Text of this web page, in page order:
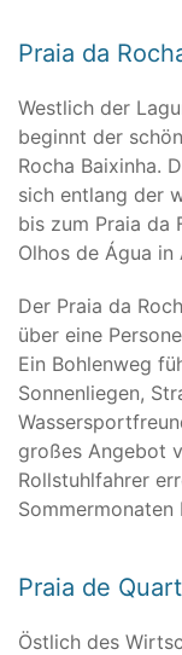
Praia da
Westlich der
beginnt der
Rocha Baixinha.
sich entlang der
bis zum Praia da
Olhos de Água
Der Praia da
über eine
Ein Bohlenweg
Sonnenliegen,
großes Angebot
Rollstuhlfahrer
Sommermonaten
Praia de
Östlich des